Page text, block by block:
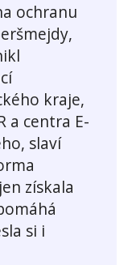
ochranu
kraje,
a centra E-
slaví
získala
si i